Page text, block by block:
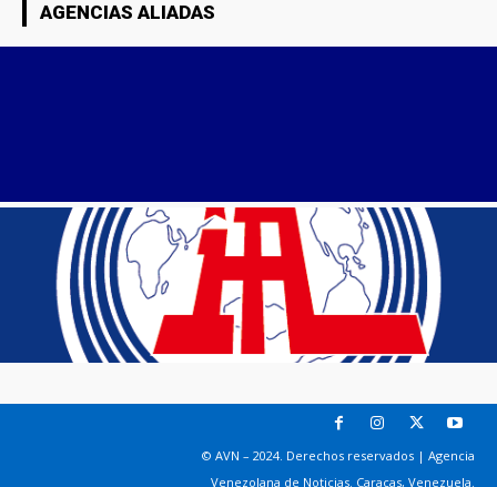
AGENCIAS ALIADAS
© AVN – 2024. Derechos reservados | Agencia
Venezolana de Noticias. Caracas, Venezuela.